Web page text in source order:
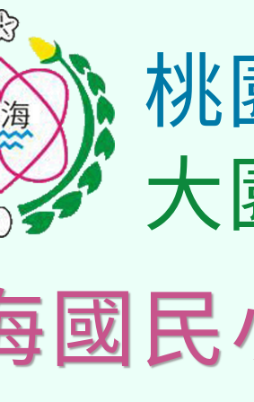
桃
大
國民